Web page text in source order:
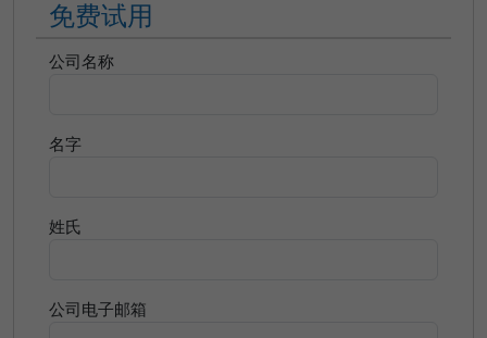
免费试用
公司名称
名字
姓氏
公司电子邮箱